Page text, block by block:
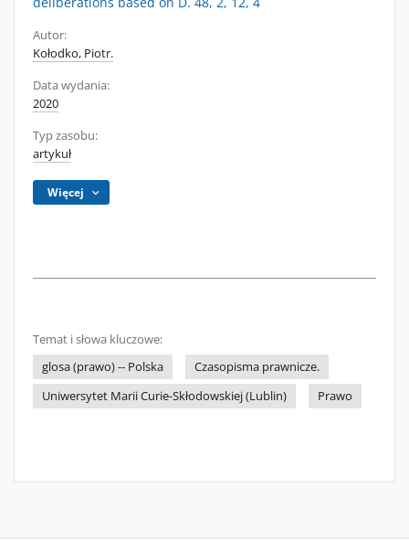
Autor:
Kołodko, Piotr.
Data wydania:
2020
Typ zasobu:
artykuł
Więcej
Temat i słowa kluczowe:
glosa (prawo) -- Polska
Czasopisma prawnicze.
Uniwersytet Marii Curie-Skłodowskiej (Lublin)
Prawo